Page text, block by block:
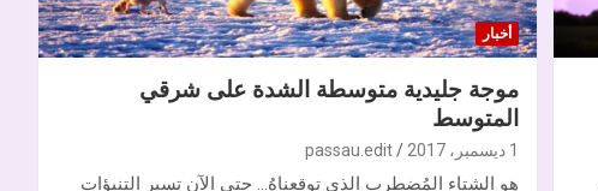
أخبار
موجة جليدية متوسطة الشدة على شرقي
المتوسط
1 ديسمبر، 2017 passau.edit
هو الشتاء المُضطرب الذي توقعناهُ… حتى الآن تسير التنبؤات